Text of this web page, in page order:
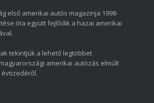
első amerikai autós magazinja 1998-
óta együtt fejlődik a hazai amerikai
tekintjük a lehető legtöbbet
amerikai autózás elmúlt